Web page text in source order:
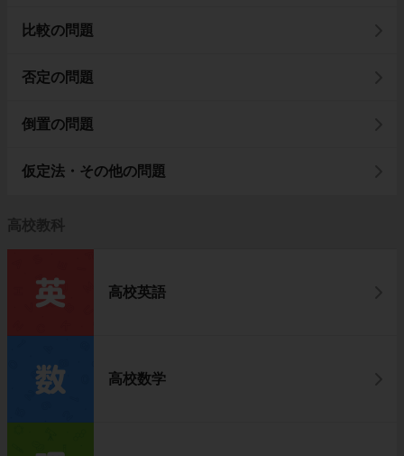
比較の問題
否定の問題
倒置の問題
仮定法・その他の問題
高校教科
高校英語
高校数学